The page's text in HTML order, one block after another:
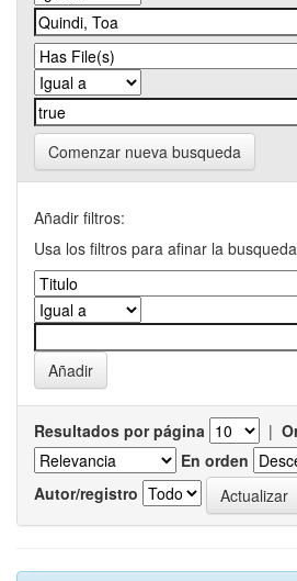
Comenzar nueva busqueda
Añadir filtros:
Usa los filtros para afinar la
Resultados por página |
En orden
Autor/registro